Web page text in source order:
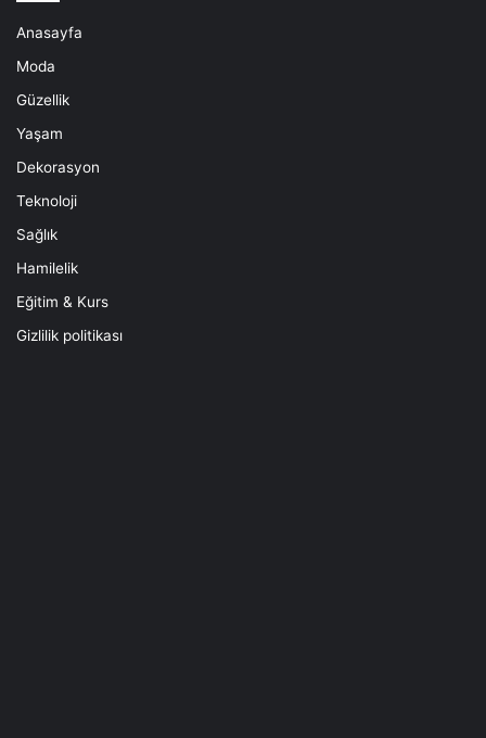
Anasayfa
Moda
Güzellik
Yaşam
Dekorasyon
Teknoloji
Sağlık
Hamilelik
Eğitim & Kurs
Gizlilik politikası